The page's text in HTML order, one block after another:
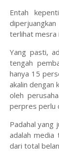
Entah
terlihat mesra
Yang pasti,
tengah
hanya 15
akalin dengan
oleh
perpres perlu
Padahal yang
adalah media
dari total